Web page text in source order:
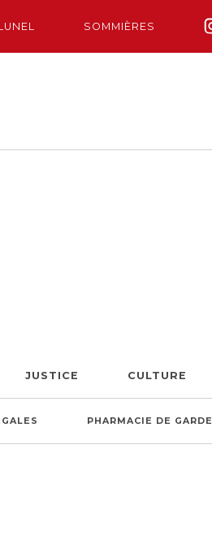
SOMMIÈRES
JUSTICE CULTURE
PHARMACIE DE GARDE